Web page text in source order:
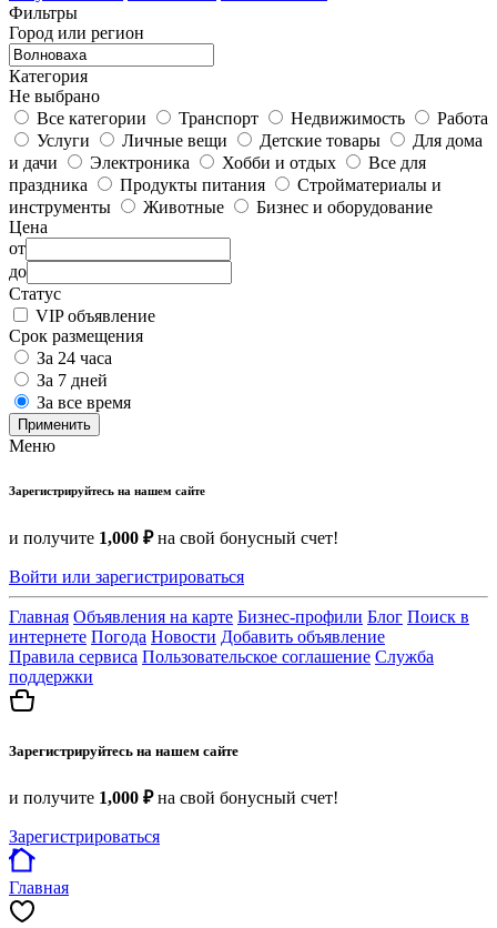
Фильтры
Город или регион
Категория
Не выбрано
Все категории
Транспорт Недвижимость
Работа
Услуги
Личные вещи Детские товары
Для дома
и дачи
Электроника Хобби и отдых
Все для
праздника
Продукты питания
Стройматериалы и
инструменты
Животные
Бизнес и оборудование
Цена
от
до
Статус
VIP объявление
Срок размещения
За 24 часа
За 7 дней
За все время
Применить
Меню
Зарегистрируйтесь на нашем сайте
и получите 1,000 ₽на свой бонусный счет!
Войти или зарегистрироваться
Главная Объявления на карте Бизнес-профили Блог Поиск в
интернете Погода Новости Добавить объявление
Правила сервиса Пользовательское соглашение Служба
поддержки
Зарегистрируйтесь на нашем сайте
и получите 1,000 ₽на свой бонусный счет!
Зарегистрироваться
Главная